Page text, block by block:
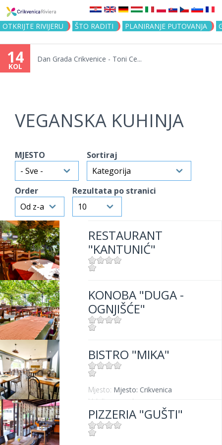
Jump to navigation
OTKRIJTE RIVIJERU ŠTO RADITI PLANIRANJE PUTOVANJA
14
KOL
Dan Grada Crikvenice - Toni Ce...
VEGANSKA KUHINJA
MJESTO Sortiraj
Order Rezultata po stranici
RESTAURANT
"KANTUNIĆ"
Udaljenost od mora:10 m
KONOBA "DUGA -
OGNJIŠĆE"
Udaljenost od mora:300 m
BISTRO "MIKA"
Mjesto: Mjesto: Crikvenica
Udaljenost od mora:
PIZZERIA "GUŠTI"